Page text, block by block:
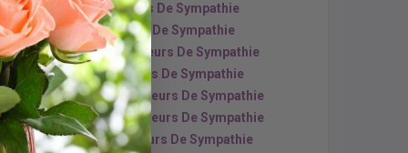
Barrie Fleurs De Sympathie
Brant Fleurs De Sympathie
Riverview Fleurs De Sympathie
Guelph Fleurs De Sympathie
High River Fleurs De Sympathie
Richmond Fleurs De Sympathie
Windsor Fleurs De Sympathie